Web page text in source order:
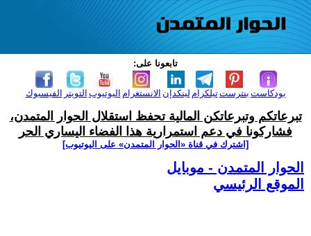
تابعونا على:
الفيسبوك التويتر اليوتيوب الانستغرام لينكدإن تيلكرامبنترست بودكاست
تبرعاتكم وتبرعاتكن المالية تحفظ استقلال الحوار المتمدن،
فشاركونا في دعم استمرارية هذا الفضاء اليساري الحر
[اشترك في قناة ‫«الحوار المتمدن» على اليوتيوب]
الحوار المتمدن - موبايل
الموقع الرئيسي